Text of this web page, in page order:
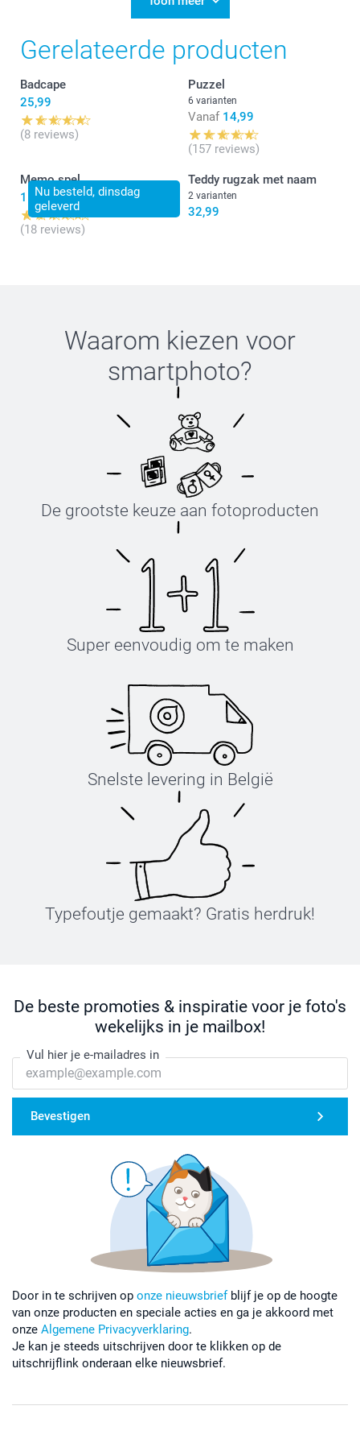
Chana @smartphoto
knuffel. Leuk dat ik aan jouw bestelling mocht
meewerken. Bedankt voor jouw mooie review.
Fijn weekend!
Nathalie @smartphoto
Gerelateerde producten
Badcape
25,99
(8 reviews)
Puzzel
6 varianten
Vanaf 14,99
(157 reviews)
Nu besteld, dinsdag
geleverd
Memo spel
15,99
(18 reviews)
Teddy rugzak met naam
2 varianten
32,99
Waarom kiezen voor
smartphoto?
De grootste keuze aan fotoproducten
Super eenvoudig om te maken
Snelste levering in België
Typefoutje gemaakt? Gratis herdruk!
De beste promoties & inspiratie voor je foto's
wekelijks in je mailbox!
Vul hier je e-mailadres in
Bevestigen
Door in te schrijven op onze nieuwsbrief blijf je op de hoogte
van onze producten en speciale acties en ga je akkoord met
onze Algemene Privacyverklaring.
Je kan je steeds uitschrijven door te klikken op de
uitschrijflink onderaan elke nieuwsbrief.